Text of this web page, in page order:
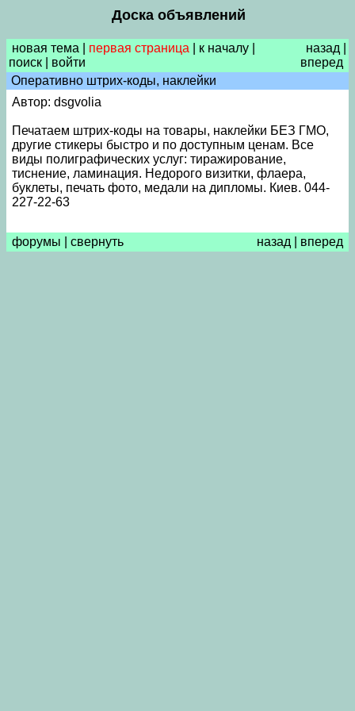
Доска объявлений
новая тема первая страница к началу
поиск
войти
назад
вперед
Оперативно штрих-коды, наклейки
Автор: dsgvolia
Печатаем штрих-коды на товары, наклейки БЕЗ ГМО,
другие стикеры быстро и по доступным ценам. Все
виды полиграфических услуг: тиражирование,
тиснение, ламинация. Недорого визитки, флаера,
буклеты, печать фото, медали на дипломы. Киев. 044-
227-22-63
форумы свернуть назад вперед